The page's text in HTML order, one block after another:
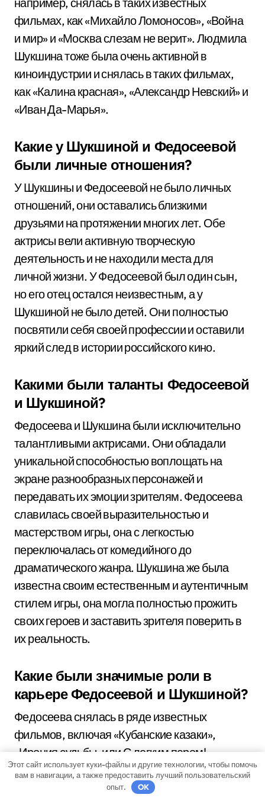
фильмах, как «Михайло Ломоносов», «Война
и мир» и «Москва слезам не верит». Людмила
Шукшина тоже была очень активной в
киноиндустрии и снялась в таких фильмах,
как «Калина красная», «Александр Невский» и
«Иван Да-Марья».
Какие у Шукшиной и Федосеевой
были личные отношения?
У Шукшины и Федосеевой не было личных
отношений, они оставались близкими
друзьями на протяжении многих лет. Обе
актрисы вели активную творческую
деятельность и не находили места для
личной жизни. У Федосеевой был один сын,
но его отец остался неизвестным, а у
Шукшиной не было детей. Они полностью
посвятили себя своей профессии и оставили
яркий след в истории российского кино.
Какими были таланты Федосеевой
и Шукшиной?
Федосеева и Шукшина были исключительно
талантливыми актрисами. Они обладали
уникальной способностью воплощать на
экране разнообразных персонажей и
передавать их эмоции зрителям. Федосеева
славилась своей выразительностью и
мастерством игры, она с легкостью
переключалась от комедийного до
драматического жанра. Шукшина же была
известна своим естественным и аутентичным
стилем игры, она могла полностью прожить
своих героев и заставить зрителя поверить в
их реальность.
Какие были значимые роли в
карьере Федосеевой и Шукшиной?
Федосеева снялась в ряде известных
фильмов, включая «Кубанские казаки»,
«Ирония судьбы, или С легким паром!»,
«Чапаев», «Берегись автомобиля» и многих
других. Шукшина также исполнила множество
Этот сайт использует куки-файлы и другие технологии, чтобы помочь
вам в навигации, а также предоставить лучший пользовательский
опыт.
OK